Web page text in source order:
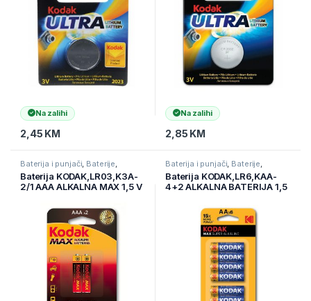
Na zalihi
2,45 KM
Na zalihi
2,85 KM
Baterija i punjači Baterije
Elektronika
Baterija KODAK,LR03,K3A-
2/1 AAA ALKALNA MAX 1,5 V
Baterija i punjači Baterije
Elektronika
Baterija KODAK,LR6,KAA-
4+2 ALKALNA BATERIJA 1,5